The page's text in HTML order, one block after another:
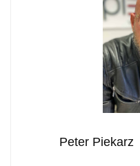
Peter Piekarz